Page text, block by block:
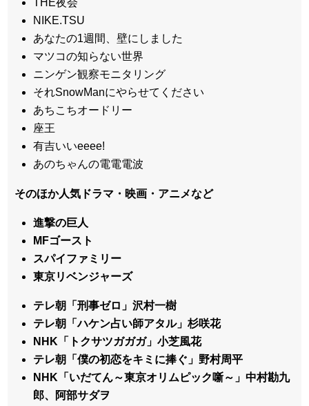
NIKE.TSU
あなたの1週間、壁にしました
マツコの知らない世界
ニンゲン観察モニタリング
それSnowManにやらせてください
あちこちオードリー
座王
有吉いいeeee!
あのちゃんの電電電波
そのほか人気ドラマ・映画・アニメなど
進撃の巨人
MFゴースト
スパイファミリー
東京リベンジャーズ
テレ朝「刑事ゼロ」沢村一樹
テレ朝「ハケン占い師アタル」杉咲花
NHK「トクサツガガガ」小芝風花
テレ朝「僕の初恋をキミに捧ぐ」野村周平
NHK「いだてん～東京オリムピック噺～」中村勘九
郎、阿部サダヲ